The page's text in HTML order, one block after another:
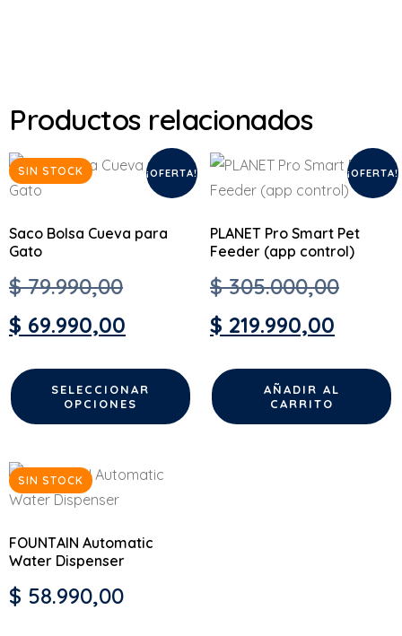
Productos relacionados
¡OFERTA!
Saco Bolsa Cueva para
Gato
$79.990,00
$ 69.990,00
SIN STOCK
SELECCIONAR
OPCIONES
¡OFERTA!
PLANET Pro Smart Pet
Feeder (app control)
$305.000,00
$ 219.990,00
AÑADIR AL
CARRITO
FOUNTAIN Automatic
Water Dispenser
$ 58.990,00
SIN STOCK